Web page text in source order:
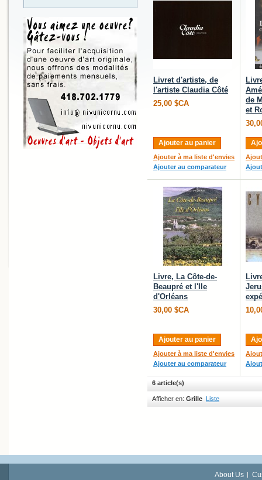
Livret d'artiste, de
l'artiste Claudia Côté
25,00 $CA
Ajouter au panier
Ajouter à ma liste d'envies
Ajouter au comparateur
de
et
Livre, La Côte-de-
Beaupré et l'Ile
d'Orléans
30,00 $CA
Ajouter au panier
Ajouter à ma liste d'envies
Ajouter au comparateur
6 article(s)
Afficher en: Grille Liste
About Us